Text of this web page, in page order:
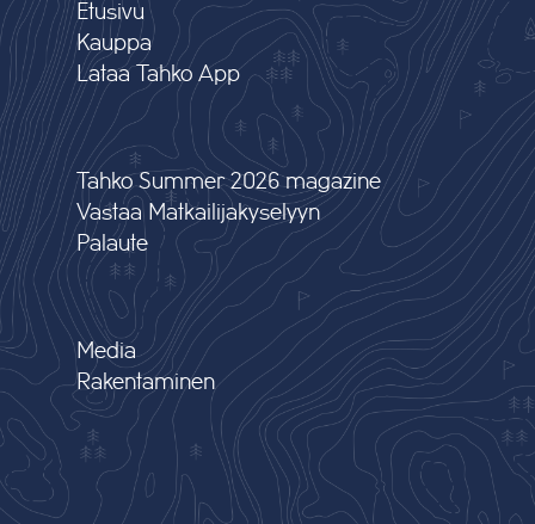
Etusivu
Kauppa
Lataa Tahko App
Tahko Summer 2026 magazine
Vastaa Matkailijakyselyyn
Palaute
Media
Rakentaminen